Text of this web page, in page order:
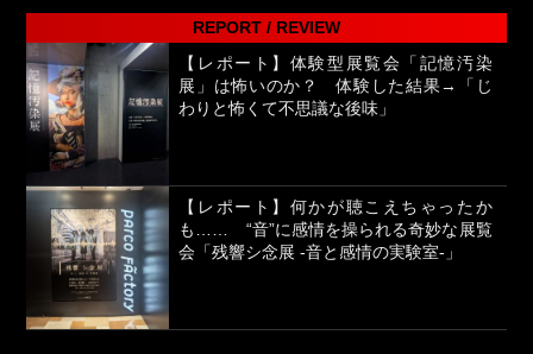
REPORT / REVIEW
【レポート】体験型展覧会「記憶汚染
展」は怖いのか？ 体験した結果→「じ
わりと怖くて不思議な後味」
【レポート】何かが聴こえちゃったか
も…… “音”に感情を操られる奇妙な展覧
会「残響シ念展 -⾳と感情の実験室-」